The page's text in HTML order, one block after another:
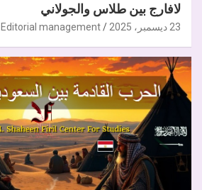
لافارج بين طلاس والجولاني
23 ديسمبر، 2025 Editorial management